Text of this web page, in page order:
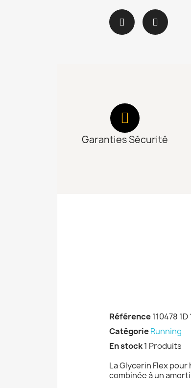
Garanties Sécurité
Référence110478 1D
CatégorieRunning
En stock1 Produits
La Glycerin Flex
combinée à un